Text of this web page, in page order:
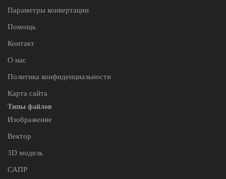
Параметры конвертации
Помощь
Контакт
О нас
Политика конфиденциальности
Карта сайта
Типы файлов
Изображение
Вектор
3D модель
САПР